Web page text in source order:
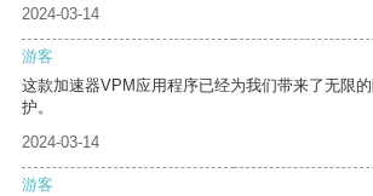
2024-03-14
游客
这款加速器VPM应用程序已经为我们带来了无限
护。
2024-03-14
游客